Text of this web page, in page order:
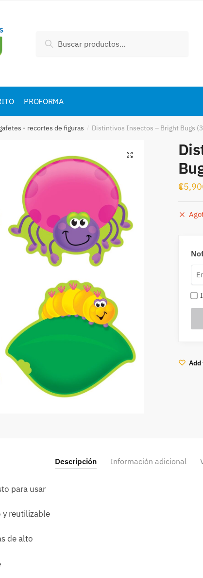
por:
Buscar
PROFORMA
- recortes de figuras / Distintivos Insectos – Bright Bugs
₡
I
Descripción Información adicional
para usar
y reutilizable
de alto